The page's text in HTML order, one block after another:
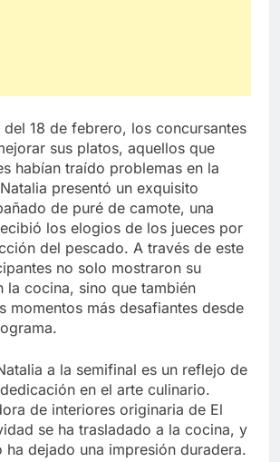
18 de febrero, los concursantes
sus platos, aquellos que
habían traído problemas en la
presentó un exquisito
de puré de camote, una
los elogios de los jueces por
del pescado. A través de este
no solo mostraron su
la cocina, sino que también
momentos más desafiantes desde
a la semifinal es un reflejo de
en el arte culinario.
de interiores originaria de El
se ha trasladado a la cocina, y
ha dejado una impresión duradera.